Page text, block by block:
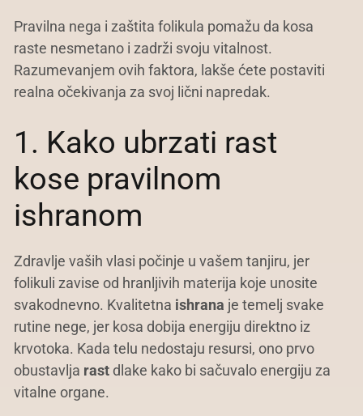
Pravilna nega i zaštita folikula pomažu da kosa
raste nesmetano i zadrži svoju vitalnost.
Razumevanjem ovih faktora, lakše ćete postaviti
realna očekivanja za svoj lični napredak.
1. Kako ubrzati rast
kose pravilnom
ishranom
Zdravlje vaših vlasi počinje u vašem tanjiru, jer
folikuli zavise od hranljivih materija koje unosite
svakodnevno. Kvalitetna ishrana je temelj svake
rutine nege, jer kosa dobija energiju direktno iz
krvotoka. Kada telu nedostaju resursi, ono prvo
obustavlja rast dlake kako bi sačuvalo energiju za
vitalne organe.